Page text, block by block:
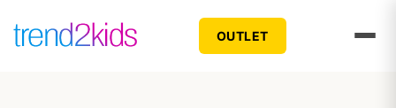
OUTLET